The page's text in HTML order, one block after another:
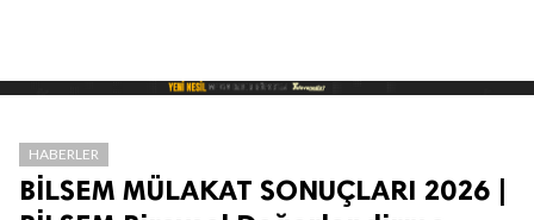
HABERLER
BİLSEM MÜLAKAT SONUÇLARI 2026 |